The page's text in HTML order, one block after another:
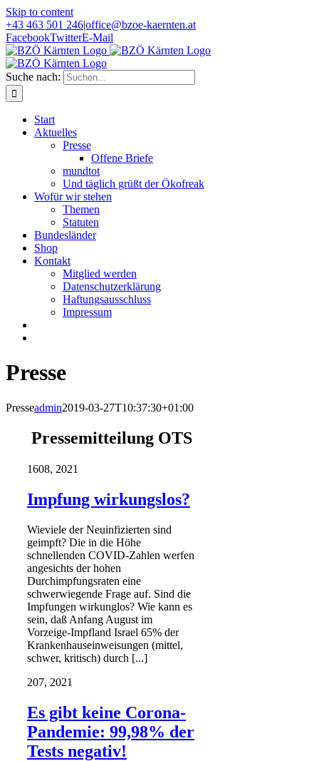
Skip to content
+43 463 501 246|office@bzoe-kaernten.at
FacebookTwitterE-Mail
Suche nach:
Start
Aktuelles
Presse
Offene Briefe
mundtot
Und täglich grüßt der Ökofreak
Wofür wir stehen
Themen
Statuten
Bundesländer
Shop
Kontakt
Mitglied werden
Datenschutzerklärung
Haftungsausschluss
Impressum
Presse
Presseadmin2019-03-27T10:37:30+01:00
Pressemitteilung OTS
1608, 2021
Impfung wirkungslos?
Wieviele der Neuinfizierten sind
geimpft? Die in die Höhe
schnellenden COVID-Zahlen werfen
angesichts der hohen
Durchimpfungsraten eine
schwerwiegende Frage auf. Sind die
Impfungen wirkunglos? Wie kann es
sein, daß Anfang August im
Vorzeige-Impfland Israel 65% der
Krankenhauseinweisungen (mittel,
schwer, kritisch) durch [...]
207, 2021
Es gibt keine Corona-
Pandemie: 99,98% der
Tests negativ!